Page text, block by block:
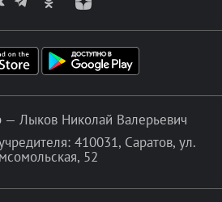
— Лыков Николай Валерьевич
410031, Саратов, ул.
52